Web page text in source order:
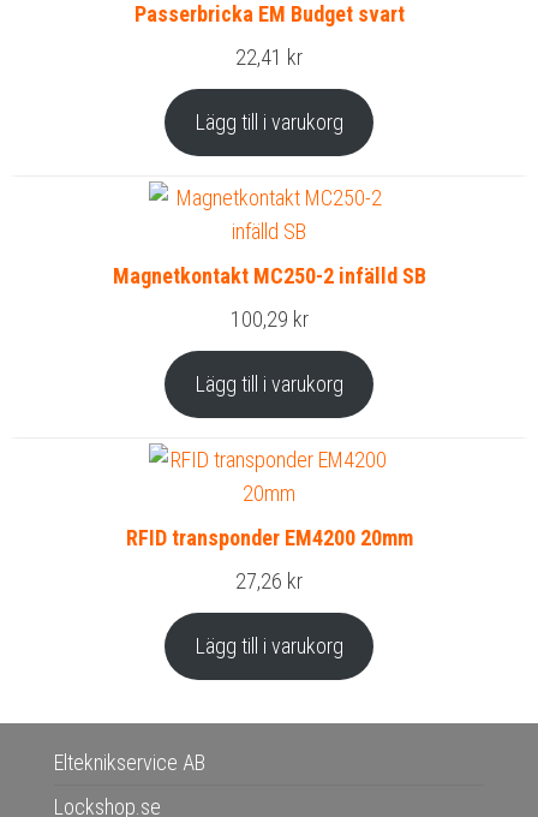
Passerbricka EM Budget svart
22,41 kr
Lägg till i varukorg
Magnetkontakt MC250-2 infälld SB
100,29 kr
Lägg till i varukorg
RFID transponder EM4200 20mm
27,26 kr
Lägg till i varukorg
Elteknikservice AB
Lockshop.se